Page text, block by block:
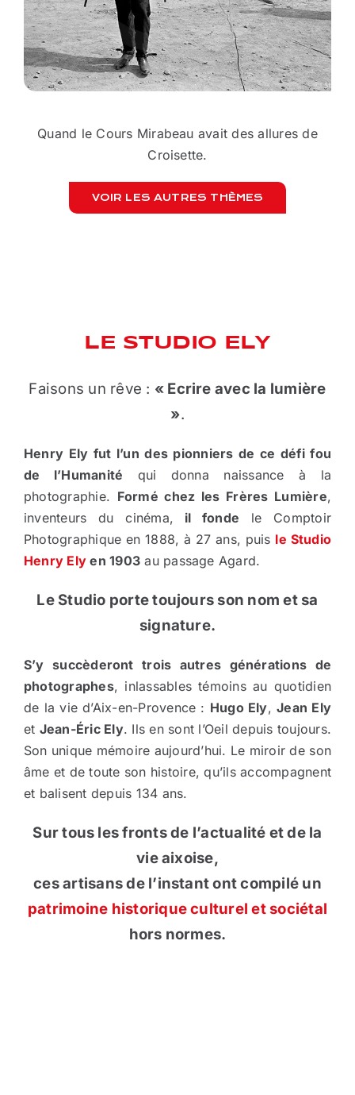
Quand le Cours Mirabeau avait des allures de
Croisette.
VOIR LES AUTRES THÈMES
LE STUDIO ELY
Faisons un rêve : « Ecrire avec la lumière
».
Henry Ely fut l’un des pionniers de ce défi fou
de l’Humanité qui donna naissance à la
photographie. Formé chez les Frères Lumière,
inventeurs du cinéma, il fonde le Comptoir
Photographique en 1888, à 27 ans, puis le Studio
Henry Ely en 1903 au passage Agard.
Le Studio porte toujours son nom et sa
signature.
S’y succèderont trois autres générations de
photographes, inlassables témoins au quotidien
de la vie d’Aix-en-Provence : Hugo Ely,Jean Ely
et Jean-Éric Ely. Ils en sont l’Oeil depuis toujours.
Son unique mémoire aujourd’hui. Le miroir de son
âme et de toute son histoire, qu’ils accompagnent
et balisent depuis 134 ans.
Sur tous les fronts de l’actualité et de la
vie aixoise,
ces artisans de l’instant ont compilé un
patrimoine historique culturel et sociétal
hors normes.